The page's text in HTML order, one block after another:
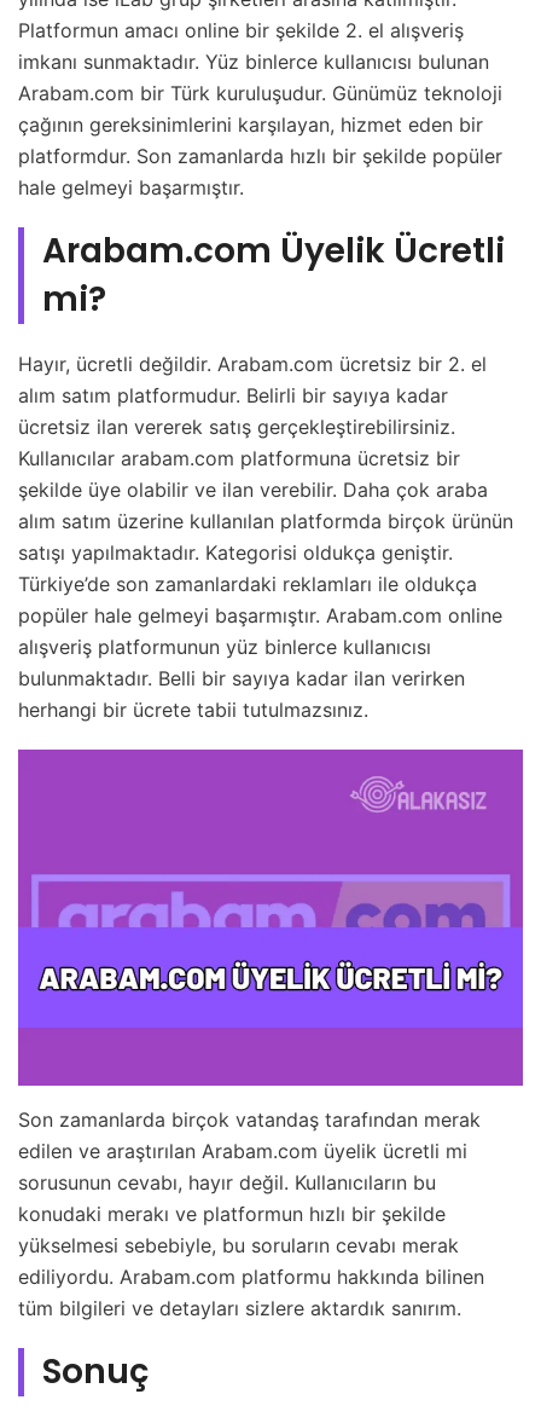
Platformun amacı online bir şekilde 2. el alışveriş
imkanı sunmaktadır. Yüz binlerce kullanıcısı bulunan
Arabam.com bir Türk kuruluşudur. Günümüz teknoloji
çağının gereksinimlerini karşılayan, hizmet eden bir
platformdur. Son zamanlarda hızlı bir şekilde popüler
hale gelmeyi başarmıştır.
Arabam.com Üyelik Ücretli
mi?
Hayır, ücretli değildir. Arabam.com ücretsiz bir 2. el
alım satım platformudur. Belirli bir sayıya kadar
ücretsiz ilan vererek satış gerçekleştirebilirsiniz.
Kullanıcılar arabam.com platformuna ücretsiz bir
şekilde üye olabilir ve ilan verebilir. Daha çok araba
alım satım üzerine kullanılan platformda birçok ürünün
satışı yapılmaktadır. Kategorisi oldukça geniştir.
Türkiye’de son zamanlardaki reklamları ile oldukça
popüler hale gelmeyi başarmıştır. Arabam.com online
alışveriş platformunun yüz binlerce kullanıcısı
bulunmaktadır. Belli bir sayıya kadar ilan verirken
herhangi bir ücrete tabii tutulmazsınız.
Son zamanlarda birçok vatandaş tarafından merak
edilen ve araştırılan Arabam.com üyelik ücretli mi
sorusunun cevabı, hayır değil. Kullanıcıların bu
konudaki merakı ve platformun hızlı bir şekilde
yükselmesi sebebiyle, bu soruların cevabı merak
ediliyordu. Arabam.com platformu hakkında bilinen
tüm bilgileri ve detayları sizlere aktardık sanırım.
Sonuç